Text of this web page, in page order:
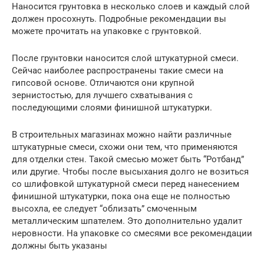
Наносится грунтовка в несколько слоев и каждый слой
должен просохнуть. Подробные рекомендации вы
можете прочитать на упаковке с грунтовкой.
После грунтовки наносится слой штукатурной смеси.
Сейчас наиболее распространены такие смеси на
гипсовой основе. Отличаются они крупной
зернистостью, для лучшего схватывания с
последующими слоями финишной штукатурки.
В строительных магазинах можно найти различные
штукатурные смеси, схожи они тем, что применяются
для отделки стен. Такой смесью может быть “Ротбанд”
или другие. Чтобы после высыхания долго не возиться
со шлифовкой штукатурной смеси перед нанесением
финишной штукатурки, пока она еще не полностью
высохла, ее следует “облизать” смоченным
металлическим шпателем. Это дополнительно удалит
неровности. На упаковке со смесями все рекомендации
должны быть указаны